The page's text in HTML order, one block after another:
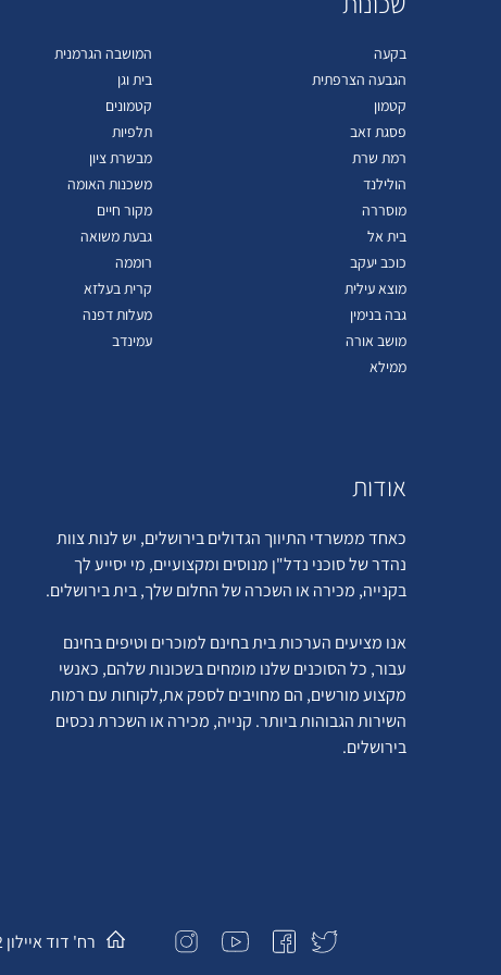
בקעה המושבה הגרמנית
הגבעה הצרפתית
בית וגן
קטמון
קטמונים
פסגת זאב
תלפיות
רמת שרת
מבשרת ציון
הולילנד
משכנות האומה
מוסררה
מקור חיים
בית אל
גבעת משואה
כוכב יעקב
רוממה
מוצא עילית
קרית בעלזא
גבה בנימין
מעלות דפנה
מושב אורה
עמינדב
ממילא
אודות
כאחד ממשרדי התיווך הגדולים בירושלים, יש לנות צוות
נהדר של סוכני נדל"ן מנוסים ומקצועיים, מי יסייע לך
בקנייה, מכירה או השכרה של החלום שלך, בית בירושלים.
אנו מציעים הערכות בית בחינם למוכרים וטיפים בחינם
עבור, כל הסוכנים שלנו מומחים בשכונות שלהם, כאנשי
מקצוע מורשים, הם מחויבים לספק את,לקוחות עם רמות
השירות הגבוהות ביותר. קנייה, מכירה או השכרת נכסים
בירושלים.
רח' דוד איילון 2, ירושלים, ישראל